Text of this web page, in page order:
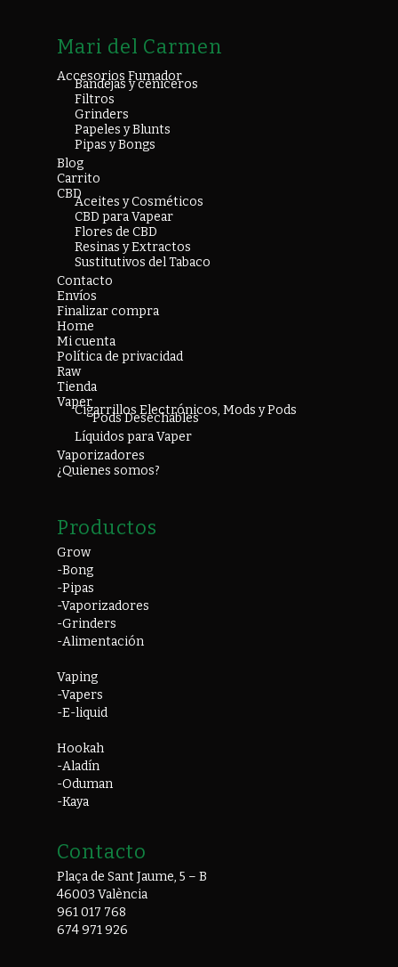
Mari del Carmen
Accesorios Fumador
Bandejas y ceniceros
Filtros
Grinders
Papeles y Blunts
Pipas y Bongs
Blog
Carrito
CBD
Aceites y Cosméticos
CBD para Vapear
Flores de CBD
Resinas y Extractos
Sustitutivos del Tabaco
Contacto
Envíos
Finalizar compra
Home
Mi cuenta
Política de privacidad
Raw
Tienda
Vaper
Cigarrillos Electrónicos, Mods y Pods
Pods Desechables
Líquidos para Vaper
Vaporizadores
¿Quienes somos?
Productos
Grow
-Bong
-Pipas
-Vaporizadores
-Grinders
-Alimentación
Vaping
-Vapers
-E-liquid
Hookah
-Aladín
-Oduman
-Kaya
Contacto
Plaça de Sant Jaume, 5 – B
46003 València
961 017 768
674 971 926